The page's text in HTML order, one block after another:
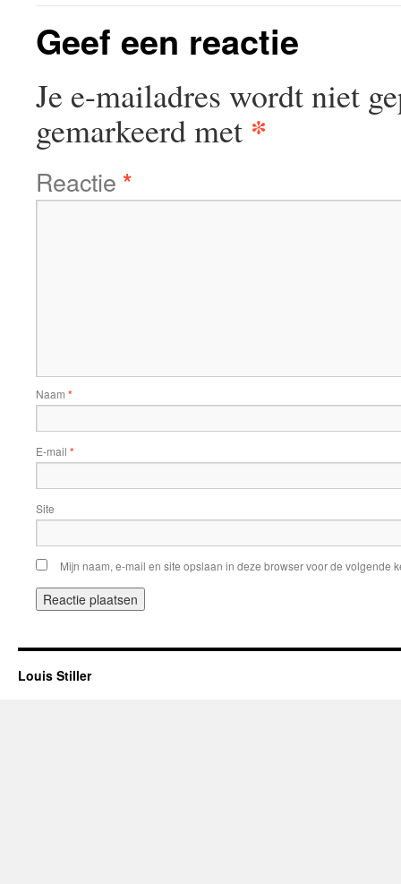
Geef een reactie
Je e-mailadres wordt niet
gemarkeerd met *
Reactie *
Naam *
E-mail *
Site
Mijn naam, e-mail en site opslaan in deze browser voor de volgende
Louis Stiller